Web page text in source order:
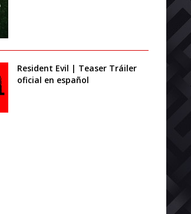
Resident Evil | Teaser Tráiler
oficial en español